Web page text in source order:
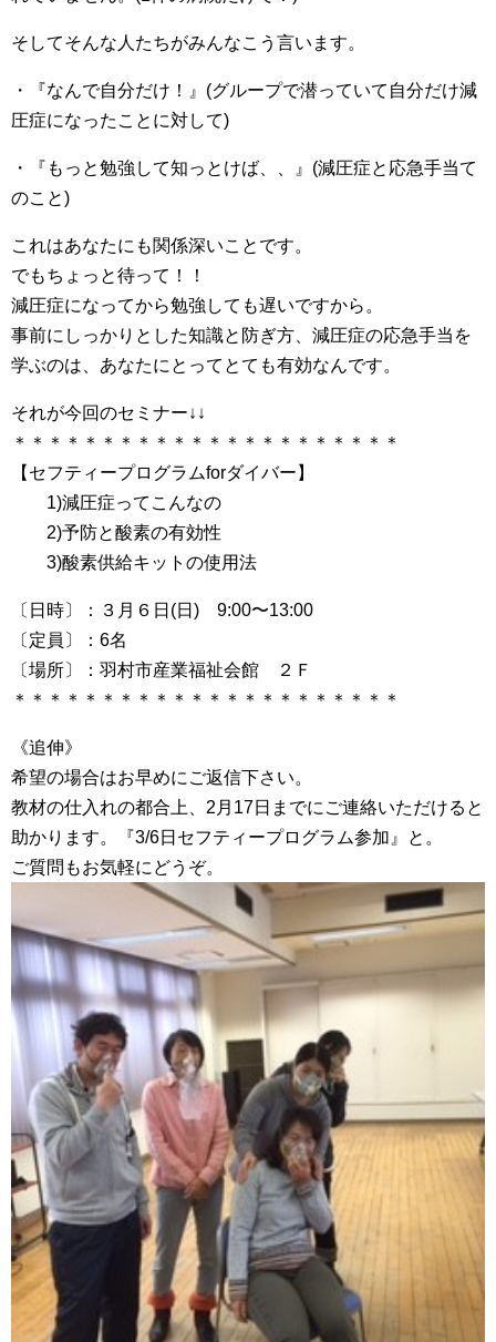
そしてそんな人たちがみんなこう言います。
・『なんで自分だけ！』(グループで潜っていて自分だけ減
圧症になったことに対して)
・『もっと勉強して知っとけば、、』(減圧症と応急手当て
のこと)
これはあなたにも関係深いことです。
でもちょっと待って！！
減圧症になってから勉強しても遅いですから。
事前にしっかりとした知識と防ぎ方、減圧症の応急手当を
学ぶのは、あなたにとってとても有効なんです。
それが今回のセミナー↓↓
＊＊＊＊＊＊＊＊＊＊＊＊＊＊＊＊＊＊＊＊＊＊
【セフティープログラムforダイバー】
1)減圧症ってこんなの
2)予防と酸素の有効性
3)酸素供給キットの使用法
〔日時〕：３月６日(日) 9:00〜13:00
〔定員〕：6名
〔場所〕：羽村市産業福祉会館 ２Ｆ
＊＊＊＊＊＊＊＊＊＊＊＊＊＊＊＊＊＊＊＊＊＊
《追伸》
希望の場合はお早めにご返信下さい。
教材の仕入れの都合上、2月17日までにご連絡いただけると
助かります。『3/6日セフティープログラム参加』と。
ご質問もお気軽にどうぞ。